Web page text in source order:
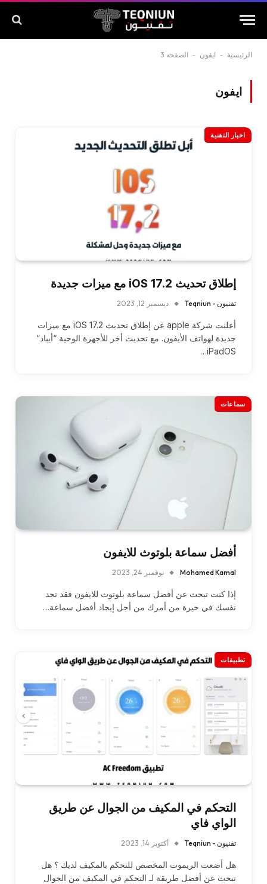
الرئيسية - ايفون - الصفحة 3
ايفون
اخبار التقنية
إطلاق تحديث iOS 17.2 مع ميزات جديدة
تقنيون - Teqniun ديسمبر 12, 2023
أعلنت شركة apple عن إطلاق تحديث iOS 17.2 مع ميزات
جديدة لهواتف الأيفون. مع تحديث أخر للأجهزة الوحية “أيباد”
iPadOS…
سماعات
أفضل سماعة بلوتوث للايفون
Mohamed Kamal نوفمبر 24, 2023
إذا كنت تبحث عن أفضل سماعة بلوتوث للايفون فقد تجد
نفسك في حيرة من أمرك من أجل إيجاد أفضل سماعة…
تطبيقات
التحكم في المكيف من الجوال عن طريق
الواي فاي
تقنيون - Teqniun أكتوبر 14, 2023
هل أضعت الريموت المخصص للتحكم بالمكيف لديك ؟ هل
تبحث عن أفضل طريقة لـ التحكم في المكيف من الجوال